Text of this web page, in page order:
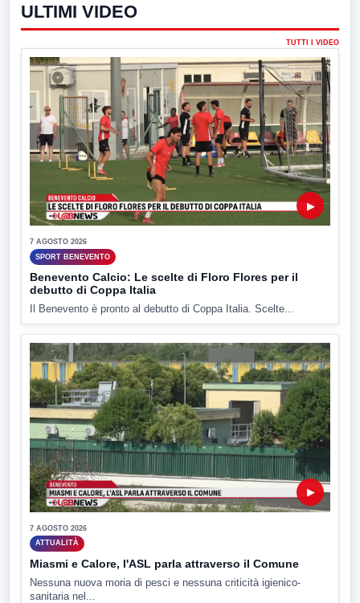
ULTIMI VIDEO
TUTTI I VIDEO
▶
7 AGOSTO 2026
SPORT BENEVENTO
Benevento Calcio: Le scelte di Floro Flores per il
debutto di Coppa Italia
Il Benevento è pronto al debutto di Coppa Italia. Scelte...
▶
7 AGOSTO 2026
ATTUALITÀ
Miasmi e Calore, l'ASL parla attraverso il Comune
Nessuna nuova moria di pesci e nessuna criticità igienico-
sanitaria nel...